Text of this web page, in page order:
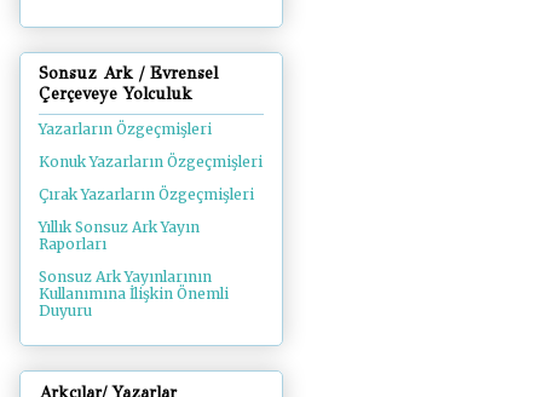
Sonsuz Ark / Evrensel
Çerçeveye Yolculuk
Yazarların Özgeçmişleri
Konuk Yazarların Özgeçmişleri
Çırak Yazarların Özgeçmişleri
Yıllık Sonsuz Ark Yayın
Raporları
Sonsuz Ark Yayınlarının
Kullanımına İlişkin Önemli
Duyuru
Arkçılar/ Yazarlar